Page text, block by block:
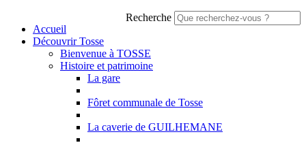
Recherche
Accueil
Découvrir Tosse
Bienvenue à TOSSE
Histoire et patrimoine
La gare
Fôret communale de Tosse
La caverie de GUILHEMANE